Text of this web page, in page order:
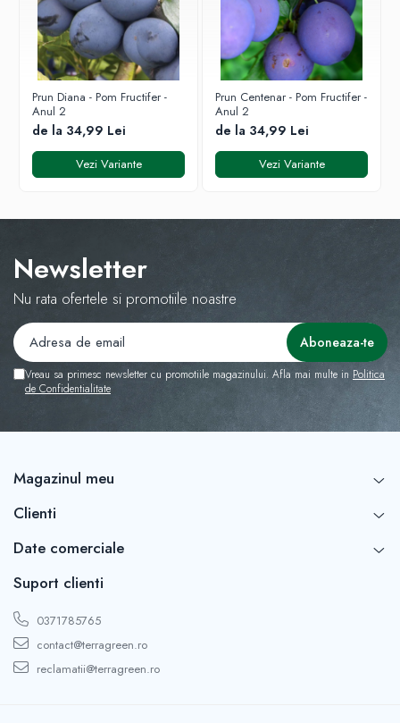
3. Plantarea:Scoateți planta din ghiveci cu grijă, fără a
sfărâma pământul. Poziționați astfel încât punctul de
altoire să fie la 2-3 cm deasupra solului.
4. Îngrijire:Plantarea se face Primăvara și Toamna. Udați
abundent imediat după plantare.
Prun Diana - Pom Fructifer -
Anul 2
de la 34,99 Lei
Vezi Variante
Prun Centenar - Pom Fructifer -
Anul 2
de la 34,99 Lei
Vezi Variante
Newsletter
Nu rata ofertele si promotiile noastre
Vreau sa primesc newsletter cu promotiile magazinului. Afla mai multe in Politica
de Confidentialitate
Magazinul meu
Clienti
Date comerciale
Suport clienti
0371785765
contact@terragreen.ro
reclamatii@terragreen.ro